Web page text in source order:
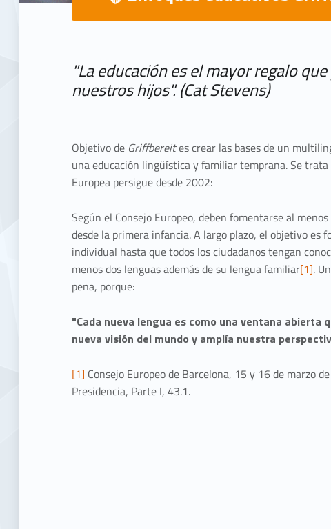
"La educación es el mayor regalo
nuestros hijos". (Cat Stevens)
Objetivo de Griffbereites crear las bases de un
una educación lingüística y familiar temprana. Se
Europea persigue desde 2002:
Según el Consejo Europeo, deben fomentarse al
desde la primera infancia. A largo plazo, el objetivo es
individual hasta que todos los ciudadanos tengan
menos dos lenguas además de su lengua familiar[1].
pena, porque:
"Cada nueva lengua es como una ventana abierta
nueva visión del mundo y amplía nuestra
[1] Consejo Europeo de Barcelona, 15 y 16 de marzo
Presidencia, Parte I, 43.1.